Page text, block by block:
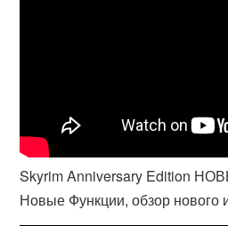
Skyrim Anniversary Edition
Новые Функции, обзор нового